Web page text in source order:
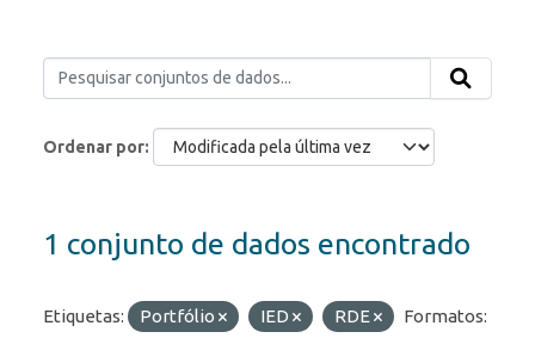
Ordenar por
1 conjunto de dados encontrado
Etiquetas: Portfólio IED RDE
Formatos: